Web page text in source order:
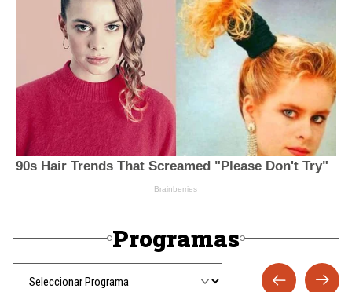
Programas